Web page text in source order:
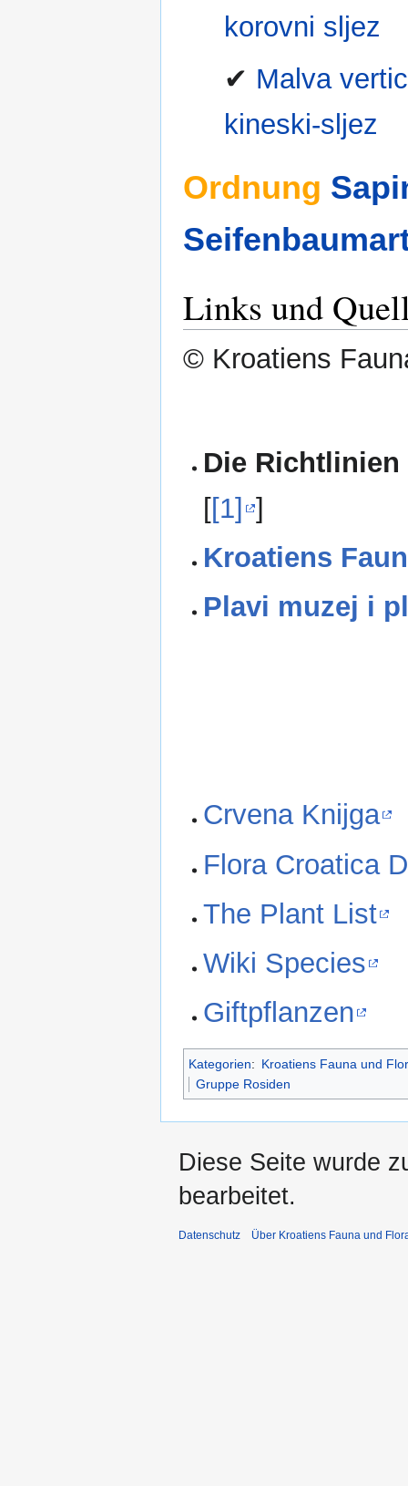
korovni sljez
✔ Malva
kineski-sljez
Ordnung
Links und
© Kroatiens
Die
[[1] ]
Kroatiens
Plavi muzej i
Crvena Knijga
Flora Croatica
The Plant List
Wiki Species
Giftpflanzen
Kategorien: Kroatiens Fauna und
Gruppe Rosiden
Diese Seite wurde
bearbeitet.
Datenschutz Über Kroatiens Fauna und